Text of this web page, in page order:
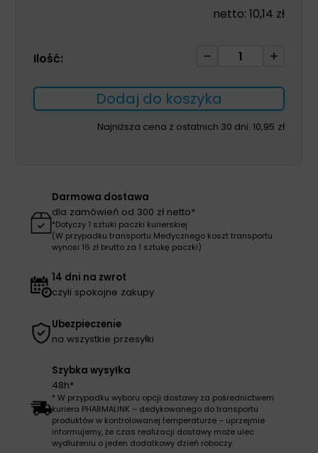
netto: 10,14 zł
Ilość:
ilość
do
zmiany
opatrunku
Dodaj do koszyka
Najniższa cena z ostatnich 30 dni: 10,95 zł
Darmowa dostawa
dla zamówień od 300 zł netto*
*Dotyczy 1 sztuki paczki kurierskiej
(W przypadku transportu Medycznego koszt transportu
wynosi 16 zł brutto za 1 sztukę paczki)
14 dni na zwrot
czyli spokojne zakupy
Ubezpieczenie
na wszystkie przesyłki
Szybka wysyłka
48h*
* W przypadku wyboru opcji dostawy za pośrednictwem
kuriera PHARMALINK – dedykowanego do transportu
produktów w kontrolowanej temperaturze – uprzejmie
informujemy, że czas realizacji dostawy może ulec
wydłużeniu o jeden dodatkowy dzień roboczy.